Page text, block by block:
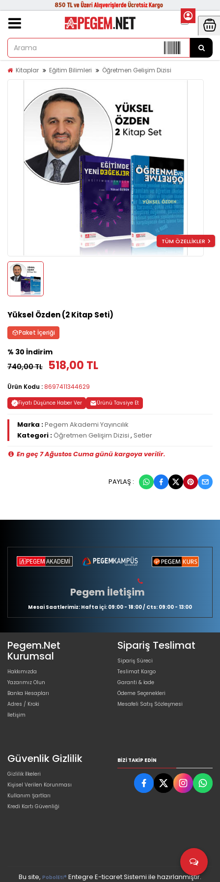
Kitaplar Eğitim Bilimleri Öğretmen Gelişim Dizisi
TÜM ÖZELLİKLER
Yüksel Özden (2 Kitap Seti)
Paket İçeriği
% 30 İndirim
740,00 TL
518,00 TL
Ürün Kodu : 8697411344629
Fiyatı Düşünce Haber Ver Ürünü Tavsiye Et
Marka :Pegem Akademi Yayıncılık
Kategori :Öğretmen Gelişim Dizisi , Setler
En geç 7 Ağustos Cuma günü kargoya verilir.
PAYLAŞ :
Pegem İletişim
Mesai Saatlerimiz: Hafta içi: 09:00 - 18:00 / Cts: 09:00 - 13:00
Pegem.Net
Kurumsal
Hakkımızda
Yazarımız Olun
Banka Hesapları
Adres / Kroki
İletişim
Sipariş Teslimat
Sipariş Süreci
Teslimat Kargo
Garanti & İade
Ödeme Seçenekleri
Mesafeli Satış Sözleşmesi
Güvenlik Gizlilik
Gizlilik İlkeleri
Kişisel Verilen Korunması
Kullanım Şartları
Kredi Kartı Güvenliği
BIZI TAKIP EDIN
Bu site, PobolEti® Entegre E-ticaret Sistemi ile hazırlanmıştır.